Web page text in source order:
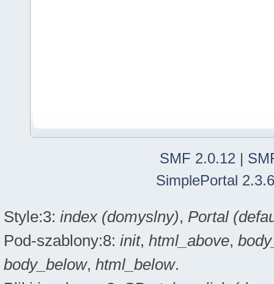
SMF 2.0.12 |
SimplePortal
Style:3: index (domyslny), Portal
Pod-szablony:8: init, html_above,
body_below, html_below.